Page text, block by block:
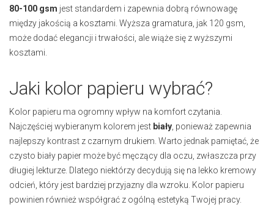
80-100 gsm jest standardem i zapewnia dobrą równowagę
między jakością a kosztami. Wyższa gramatura, jak 120 gsm,
może dodać elegancji i trwałości, ale wiąże się z wyższymi
kosztami.
Jaki kolor papieru wybrać?
Kolor papieru ma ogromny wpływ na komfort czytania.
Najczęściej wybieranym kolorem jest biały , ponieważ zapewnia
najlepszy kontrast z czarnym drukiem. Warto jednak pamiętać, że
czysto biały papier może być męczący dla oczu, zwłaszcza przy
długiej lekturze. Dlatego niektórzy decydują się na lekko kremowy
odcień, który jest bardziej przyjazny dla wzroku. Kolor papieru
powinien również współgrać z ogólną estetyką Twojej pracy.